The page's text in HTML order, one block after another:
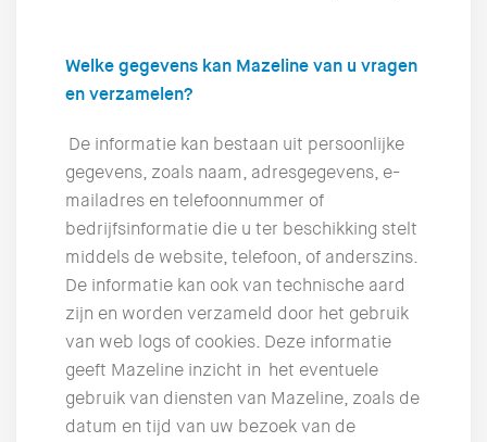
Welke gegevens kan Mazeline van u vragen
en verzamelen?
De informatie kan bestaan uit persoonlijke
gegevens, zoals naam, adresgegevens, e-
mailadres en telefoonnummer of
bedrijfsinformatie die u ter beschikking stelt
middels de website, telefoon, of anderszins.
De informatie kan ook van technische aard
zijn en worden verzameld door het gebruik
van web logs of cookies. Deze informatie
geeft Mazeline inzicht in het eventuele
gebruik van diensten van Mazeline, zoals de
datum en tijd van uw bezoek van de